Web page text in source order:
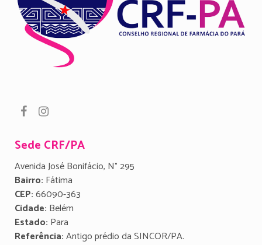
Sede CRF/PA
Avenida José Bonifácio, N° 295
Bairro: Fátima
CEP:66090-363
Cidade: Belém
Estado: Para
Referência:Antigo prédio da SINCOR/PA.